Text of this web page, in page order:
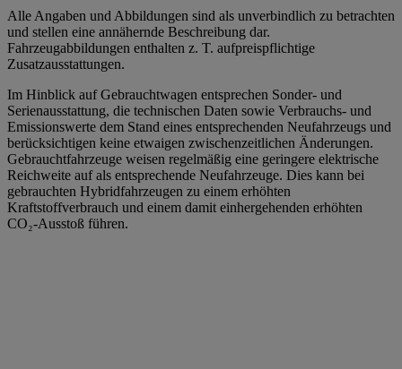
Alle Angaben und Abbildungen sind als unverbindlich zu betrachten
und stellen eine annähernde Beschreibung dar.
Fahrzeugabbildungen enthalten z. T. aufpreispflichtige
Zusatzausstattungen.
Im Hinblick auf Gebrauchtwagen entsprechen Sonder- und
Serienausstattung, die technischen Daten sowie Verbrauchs- und
Emissionswerte dem Stand eines entsprechenden Neufahrzeugs und
berücksichtigen keine etwaigen zwischenzeitlichen Änderungen.
Gebrauchtfahrzeuge weisen regelmäßig eine geringere elektrische
Reichweite auf als entsprechende Neufahrzeuge. Dies kann bei
gebrauchten Hybridfahrzeugen zu einem erhöhten
Kraftstoffverbrauch und einem damit einhergehenden erhöhten
CO₂-Ausstoß führen.